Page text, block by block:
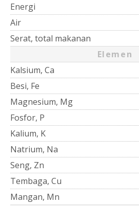
Energi
Air
Serat, total makanan
Elemen
Kalsium, Ca
Besi, Fe
Magnesium, Mg
Fosfor, P
Kalium, K
Natrium, Na
Seng, Zn
Tembaga, Cu
Mangan, Mn